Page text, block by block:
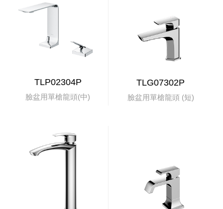
TLP02304P
臉盆用單槍龍頭(中)
TLG07302P
臉盆用單槍龍頭 (短)